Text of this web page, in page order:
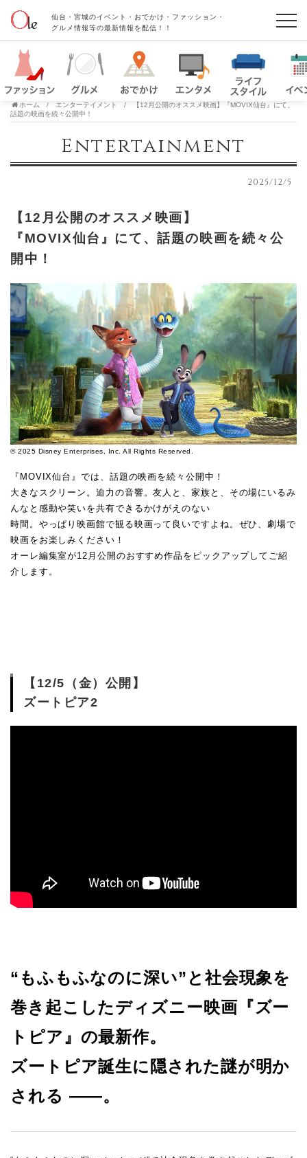
仙台・宮城のイベント・おでかけ・ファッション・
グルメ情報等の最新情報を配信！！
ホーム エンターテイメント
【12月公開のオススメ映画】『MOVIX仙台』にて、
話題の映画を続々公開中！
Entertainment
2025/12/5
【12月公開のオススメ映画】
『MOVIX仙台』にて、話題の映画を続々公
開中！
© 2025 Disney Enterprises, Inc. All Rights Reserved.
『MOVIX仙台』では、話題の映画を続々公開中！
大きなスクリーン。迫力の音響。友人と、家族と、その場にいるみ
んなと感動や笑いを共有できるかけがえのない
時間。やっぱり映画館で観る映画って良いですよね。ぜひ、劇場で
映画をお楽しみください！
オーレ編集室が12月公開のおすすめ作品をピックアップしてご紹
介します。
【12/5（金）公開】
ズートピア2
“もふもふなのに深い”と社会現象を
巻き起こしたディズニー映画『ズー
トピア』の最新作。
ズートピア誕生に隠された謎が明か
される ——。